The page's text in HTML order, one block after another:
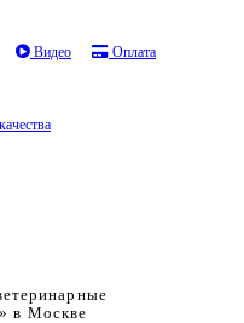
Видео Оплата
в Москве